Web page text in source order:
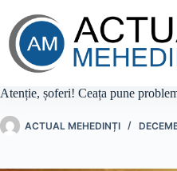
conținut
Atenție, șoferi! Ceața pune
ACTUAL MEHEDINȚI